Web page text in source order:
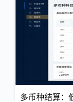
多币种结算：